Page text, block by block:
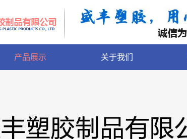
产品展示 关于我们